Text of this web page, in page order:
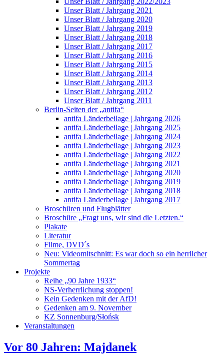
Unser Blatt / Jahrgang 2021
Unser Blatt / Jahrgang 2020
Unser Blatt / Jahrgang 2019
Unser Blatt / Jahrgang 2018
Unser Blatt / Jahrgang 2017
Unser Blatt / Jahrgang 2016
Unser Blatt / Jahrgang 2015
Unser Blatt / Jahrgang 2014
Unser Blatt / Jahrgang 2013
Unser Blatt / Jahrgang 2012
Unser Blatt / Jahrgang 2011
Berlin-Seiten der „antifa“
antifa Länderbeilage | Jahrgang 2026
antifa Länderbeilage | Jahrgang 2025
antifa Länderbeilage | Jahrgang 2024
antifa Länderbeilage | Jahrgang 2023
antifa Länderbeilage | Jahrgang 2022
antifa Länderbeilage | Jahrgang 2021
antifa Länderbeilage | Jahrgang 2020
antifa Länderbeilage | Jahrgang 2019
antifa Länderbeilage | Jahrgang 2018
antifa Länderbeilage | Jahrgang 2017
Broschüren und Flugblätter
Broschüre „Fragt uns, wir sind die Letzten.“
Plakate
Literatur
Filme, DVD´s
Neu: Videomitschnitt: Es war doch so ein herrlicher
Sommertag
Projekte
Reihe „90 Jahre 1933“
NS-Verherrlichung stoppen!
Kein Gedenken mit der AfD!
Gedenken am 9. November
KZ Sonnenburg/Słońsk
Veranstaltungen
Vor 80 Jahren: Majdanek